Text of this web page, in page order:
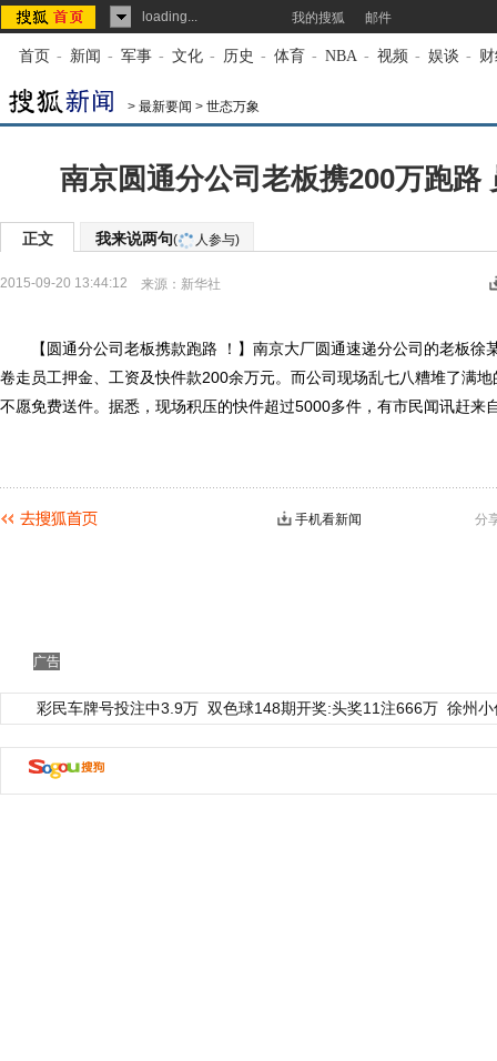
loading... 我的搜狐 邮件
首页 - 新闻 - 军事 - 文化 - 历史 - 体育 - NBA - 视频 - 娱谈 -
> 最新要闻 > 世态万象
南京圆通分公司老板携200万跑路
正文 我来说两句( 人参与)
2015-09-20 13:44:12 来源： 新华社
【圆通分公司老板携款跑路 ！】南京大厂圆通速递分公司的老板徐
卷走员工押金、工资及快件款200余万元。而公司现场乱七八糟堆了满
不愿免费送件。据悉，现场积压的快件超过5000多件，有市民闻讯赶来
分
手机看新闻
广告
彩民车牌号投注中3.9万 双色球148期开奖:头奖11注666万 徐州